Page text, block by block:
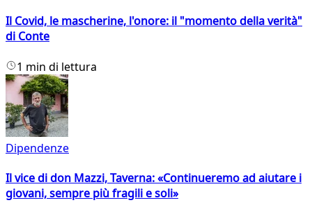
Il Covid, le mascherine, l'onore: il "momento della verità"
di Conte
1 min di lettura
Dipendenze
Il vice di don Mazzi, Taverna: «Continueremo ad aiutare i
giovani, sempre più fragili e soli»